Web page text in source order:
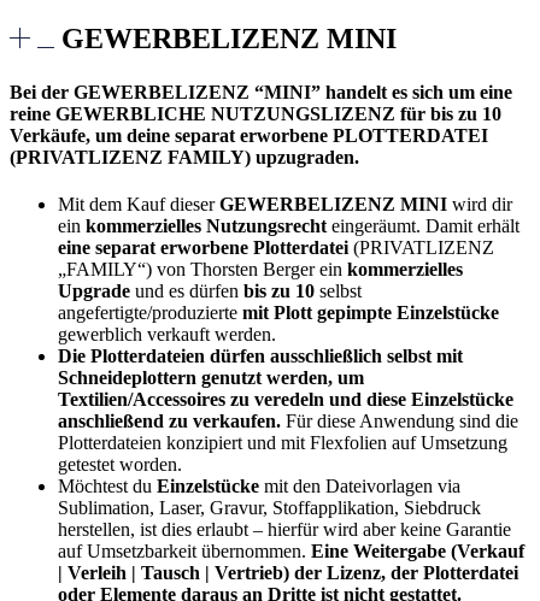
GEWERBELIZENZ MINI
Bei der GEWERBELIZENZ “MINI” handelt es sich um eine
reine GEWERBLICHE NUTZUNGSLIZENZ für bis zu 10
Verkäufe, um deine separat erworbene PLOTTERDATEI
(PRIVATLIZENZ FAMILY) upzugraden.
Mit dem Kauf dieserGEWERBELIZENZ MINI wird dir
ein kommerzielles Nutzungsrecht eingeräumt. Damit erhält
eine separat erworbene Plotterdatei (PRIVATLIZENZ
„FAMILY“) von Thorsten Berger ein kommerzielles
Upgrade und es dürfen bis zu 10 selbst
angefertigte/produzierte mit Plott gepimpte Einzelstücke
gewerblich verkauft werden.
Die Plotterdateien dürfen ausschließlich selbst mit
Schneideplottern genutzt werden, um
Textilien/Accessoires zu veredeln und diese Einzelstücke
anschließend zu verkaufen. Für diese Anwendung sind die
Plotterdateien konzipiert und mit Flexfolien auf Umsetzung
getestet worden.
Möchtest du Einzelstücke mit den Dateivorlagen via
Sublimation, Laser, Gravur, Stoffapplikation, Siebdruck
herstellen, ist dies erlaubt – hierfür wird aber keine Garantie
auf Umsetzbarkeit übernommen. Eine Weitergabe (Verkauf
| Verleih | Tausch | Vertrieb) der Lizenz, der Plotterdatei
oder Elemente daraus an Dritte ist nicht gestattet.